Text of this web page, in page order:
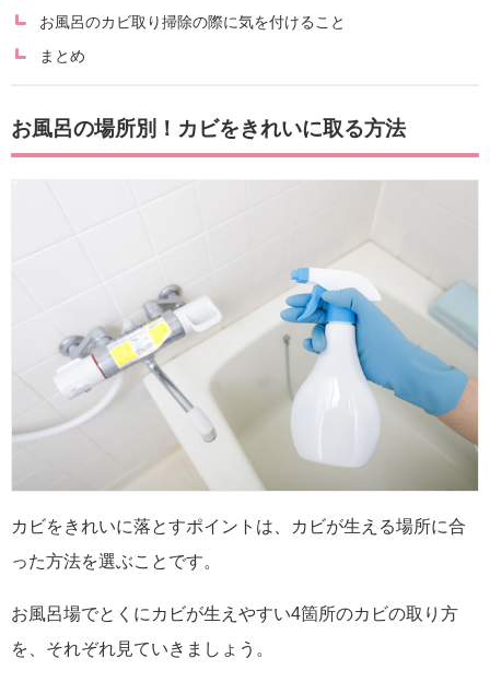
お風呂のカビ取り掃除の際に気を付けること
まとめ
お風呂の場所別！カビをきれいに取る方法
カビをきれいに落とすポイントは、カビが生える場所に合
った方法を選ぶことです。
お風呂場でとくにカビが生えやすい4箇所のカビの取り方
を、それぞれ見ていきましょう。